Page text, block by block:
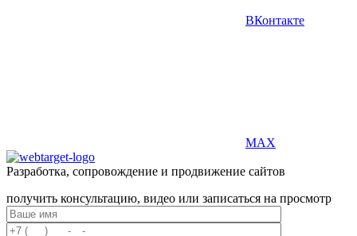
ВКонтакте
MAX
Разработка, сопровождение и продвижение сайтов
получить консультацию, видео или записаться на просмотр